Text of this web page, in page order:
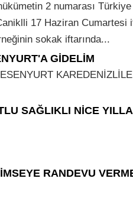
2 numarası
17 Haziran Cumartesi
sokak iftarında...
GİDELİM
SAĞLIKLI NİCE
RANDEVU